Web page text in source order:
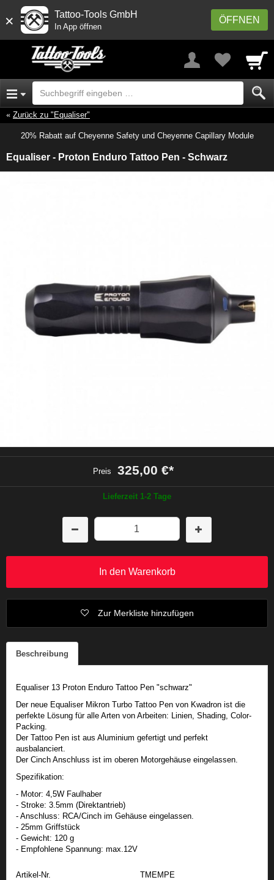
× ÖFFNEN
Tattoo-Tools GmbH
In App öffnen
Zurück zu "Equaliser"
20% Rabatt auf Cheyenne Safety und Cheyenne Capillary Module
Equaliser - Proton Enduro Tattoo Pen - Schwarz
Preis 325,00 €*
Lieferzeit 1-2 Tage
In den Warenkorb
Zur Merkliste hinzufügen
Beschreibung
Equaliser 13 Proton Enduro Tattoo Pen "schwarz"
Der neue Equaliser Mikron Turbo Tattoo Pen von Kwadron ist die
perfekte Lösung für alle Arten von Arbeiten: Linien, Shading, Color-
Packing.
Der Tattoo Pen ist aus Aluminium gefertigt und perfekt
ausbalanciert.
Der Cinch Anschluss ist im oberen Motorgehäuse eingelassen.
Spezifikation:
- Motor: 4,5W Faulhaber
- Stroke: 3.5mm (Direktantrieb)
- Anschluss: RCA/Cinch im Gehäuse eingelassen.
- 25mm Griffstück
- Gewicht: 120 g
- Empfohlene Spannung: max.12V
Artikel-Nr.
TMEMPE